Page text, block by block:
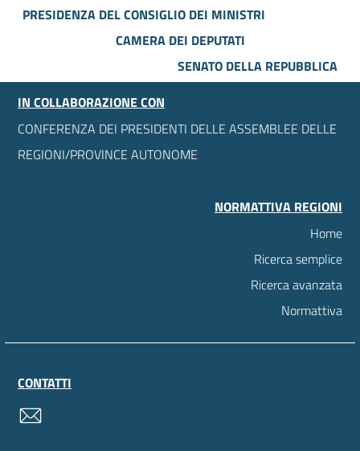
PRESIDENZA DEL CONSIGLIO DEI MINISTRI
CAMERA DEI DEPUTATI
SENATO DELLA REPUBBLICA
IN COLLABORAZIONE CON
CONFERENZA DEI PRESIDENTI DELLE ASSEMBLEE DELLE
REGIONI/PROVINCE AUTONOME
NORMATTIVA REGIONI
Home
Ricerca semplice
Ricerca avanzata
Normattiva
CONTATTI